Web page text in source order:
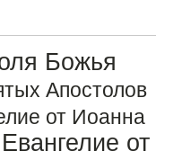
Божья
Апостолов
от Иоанна
Евангелие от